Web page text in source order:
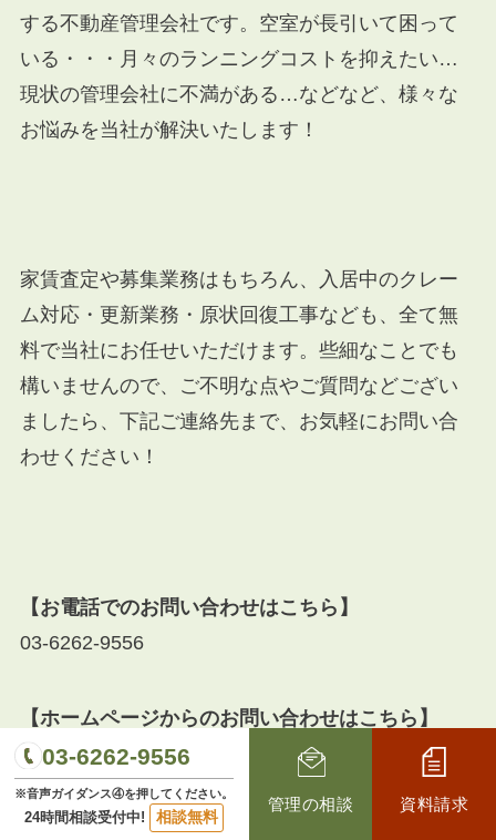
する不動産管理会社です。空室が長引いて困って
いる・・・月々のランニングコストを抑えたい…
現状の管理会社に不満がある…などなど、様々な
お悩みを当社が解決いたします！
家賃査定や募集業務はもちろん、入居中のクレー
ム対応・更新業務・原状回復工事なども、全て無
料で当社にお任せいただけます。些細なことでも
構いませんので、ご不明な点やご質問などござい
ましたら、下記ご連絡先まで、お気軽にお問い合
わせください！
【お電話でのお問い合わせはこちら】
03-6262-9556
【ホームページからのお問い合わせはこちら】
管理のご相談等、その他お問い合わせもこちらで
す♪
03-6262-9556
※音声ガイダンス④を押してください。
24時間相談受付中! 相談無料
管理の相談 資料請求